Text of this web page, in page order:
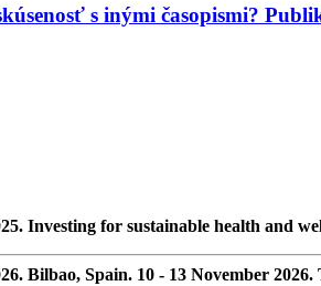
s inými časopismi?
Investing for sustainable health and
Bilbao, Spain. 10 - 13 November 2026.